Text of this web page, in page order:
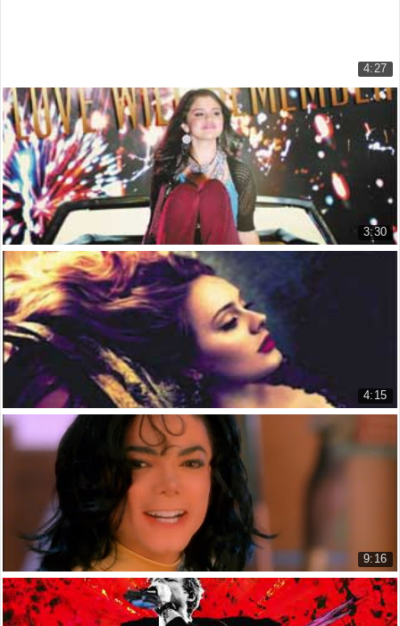
4:27
nhớ khi ấy
Alan Jackson - Remember When
11.132 lượt xem
3:30
Love Will Remember
Selena Gomez
7.985 lượt xem
4:15
Don't You Remember
Adele
9.624 lượt xem
9:16
Remember the Time - Michael Jackson (Lyrics &a...
Nhớ Khi Xưa